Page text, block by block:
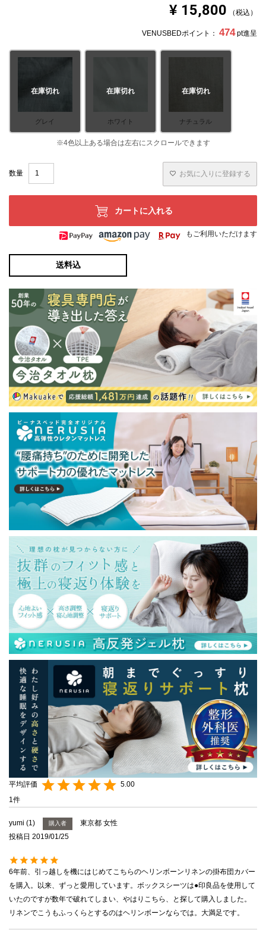
¥ 15,800 税込
VENUSBEDポイント： 474 pt進呈
グレイ
在庫切れ
ホワイト
在庫切れ
ナチュラル
在庫切れ
お気に入りに登録する
カートに入れる
もご利用いただけます
送料込
5.00
1
yumi 1 購入者 東京都 女性
投稿日 2019/01/25
6年前、引っ越しを機にはじめてこちらのヘリンボーンリネンの掛布団カバー
を購入。以来、ずっと愛用しています。ボックスシーツは●印良品を使用して
いたのですが数年で破れてしまい、やはりこちら、と探して購入しました。
リネンでこうもふっくらとするのはヘリンボーンならでは。大満足です。